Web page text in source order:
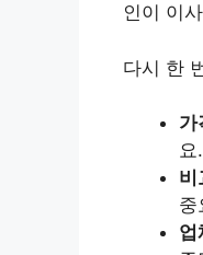
인이 이
다시 한
가
요.
비
중
업